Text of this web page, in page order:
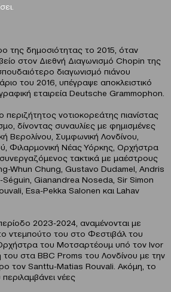
της δημοσιότητας το 2015, όταν
στον Διεθνή Διαγωνισμό Chopin της
διαγωνισμό πιάνου
του 2016, υπέγραψε αποκλειστικό
εταιρεία Deutsche Grammophon.
νοτιοκορεάτης πιανίστας
δίνοντας συναυλίες με φημισμένες
Βερολίνου, Συμφωνική Λονδίνου,
Φιλαρμονική Νέας Υόρκης, Ορχήστρα
τακτικά με μαέστρους
Whun Chung, Gustavo Dudamel, Andris
Gianandrea Noseda, Sir Simon
Esa-Pekka Salonen και Lahav
2023-2024, αναμένονται με
ντεμπούτο του στο Φεστιβάλ του
του Μοτσαρτέουμ υπό τον Ivor
στα BBC Proms του Λονδίνου με την
τον Santtu-Matias Rouvali. Ακόμη, το
νέες